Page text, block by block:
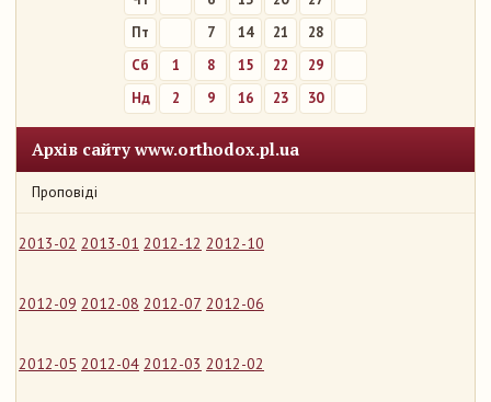
Пт
7 14 21
28
Сб
1 8 15 22
29
Нд
2 9 16 23 30
Архів сайту www.orthodox.pl.ua
Проповіді
2013-02 2013-01 2012-12 2012-10
2012-09 2012-08 2012-07 2012-06
2012-05 2012-04 2012-03 2012-02